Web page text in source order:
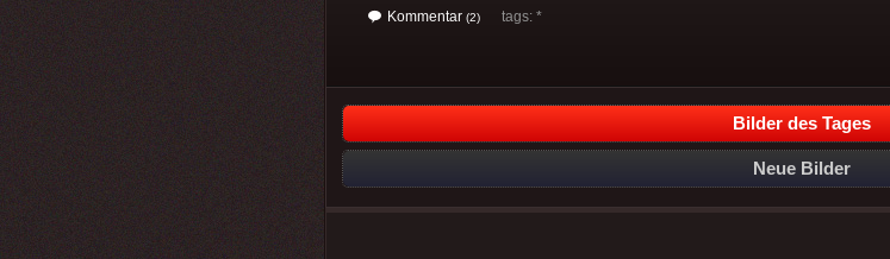
Kommentar (2) tags: *
Bilder des Tages
Neue Bilder